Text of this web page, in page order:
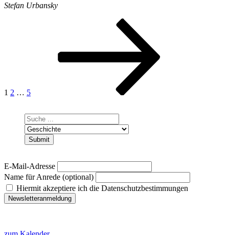
Stefan Urbansky
1 2 … 5
E-Mail-Adresse
Name für Anrede (optional)
Hiermit akzeptiere ich die Datenschutzbestimmungen